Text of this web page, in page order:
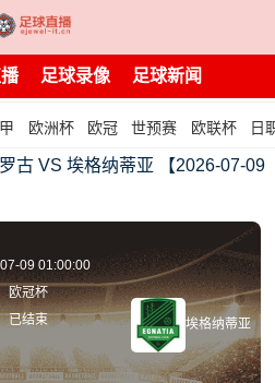
足球录像 足球新闻
欧洲杯 欧冠 世预赛 欧联杯 日
古 VS 埃格纳蒂亚 【2026-07-09
09 01:00:00
欧冠杯
已结束
埃格纳蒂亚